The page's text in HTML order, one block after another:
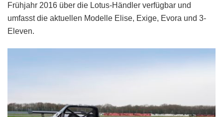
Frühjahr 2016 über die Lotus-Händler verfügbar und
umfasst die aktuellen Modelle Elise, Exige, Evora und 3-
Eleven.